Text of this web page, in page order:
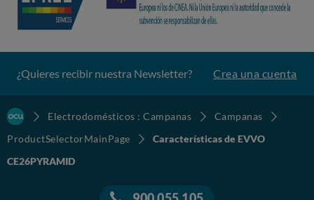
¿Quieres recibir nuestra Newsletter? Crea una cuenta
Electrodomésticos : Campanas
Campanas
ProductSelectorMainPage
Características de EVVO
CE26PYRAMID